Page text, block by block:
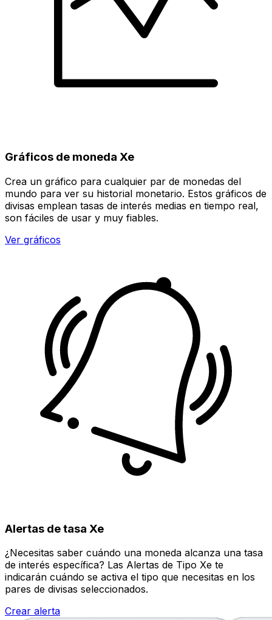
Gráficos de moneda Xe
Crea un gráfico para cualquier par de monedas del
mundo para ver su historial monetario. Estos gráficos de
divisas emplean tasas de interés medias en tiempo real,
son fáciles de usar y muy fiables.
Ver gráficos
Alertas de tasa Xe
¿Necesitas saber cuándo una moneda alcanza una tasa
de interés específica? Las Alertas de Tipo Xe te
indicarán cuándo se activa el tipo que necesitas en los
pares de divisas seleccionados.
Crear alerta